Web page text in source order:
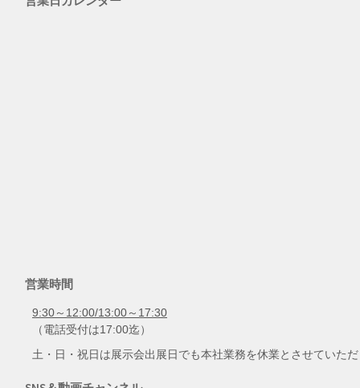
リ
営業時間
9:30～12:00/13:00～17:30
（電話受付は17:00迄）
土・日・祝日は展示会出展日でも本社業務を休業とさせていた